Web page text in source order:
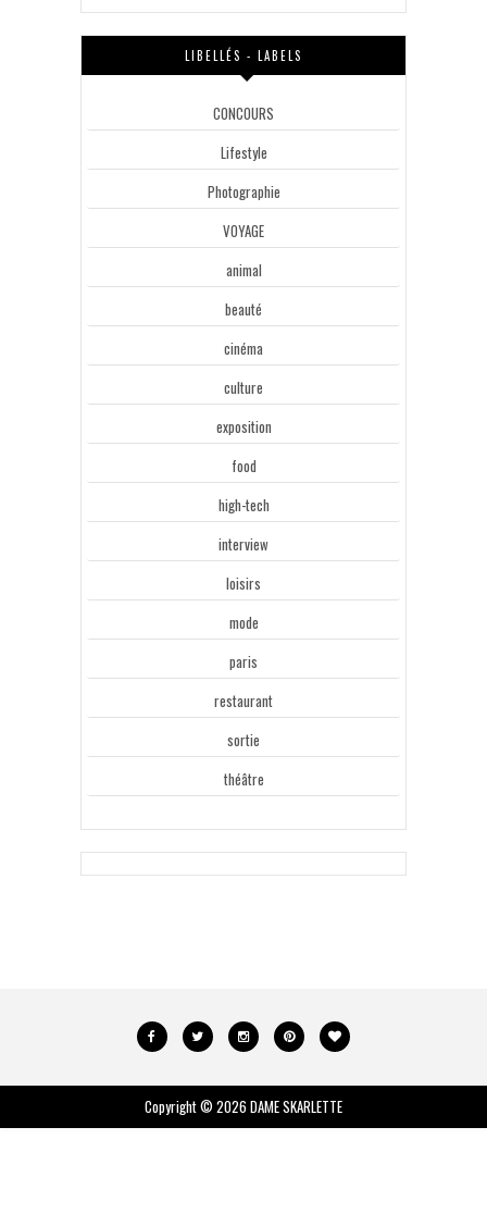
LIBELLÉS - LABELS
CONCOURS
Lifestyle
Photographie
VOYAGE
animal
beauté
cinéma
culture
exposition
food
high-tech
interview
loisirs
mode
paris
restaurant
sortie
théâtre
Copyright © 2026 DAME SKARLETTE